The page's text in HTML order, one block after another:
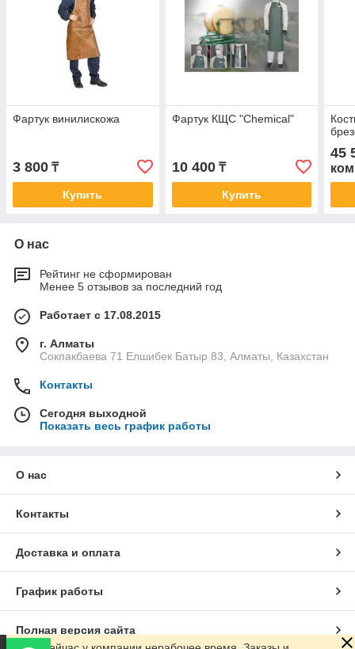
Фартук винилискожа
3 800 ₸
Купить
Фартук КЩС "Chemical"
10 400₸
Купить
45
О нас
Рейтинг не сформирован
Менее 5 отзывов за последний год
Работает с 17.08.2015
г. Алматы
Сокпакбаева 71 Елшибек Батыр 83, Алматы, Казахстан
Контакты
Сегодня выходной
Показать весь график работы
О нас
Контакты
Доставка и оплата
График работы
Полная версия сайта